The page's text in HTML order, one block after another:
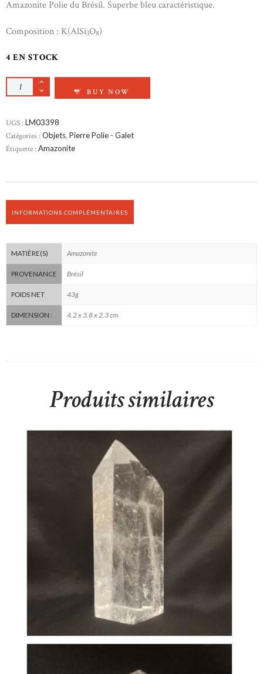
Amazonite Polie du Brésil. Superbe bleu caractéristique.
Composition : K(AlSi3O8)
4 EN STOCK
QUANTITÉ DE AMAZONITE POLIE
BUY NOW
UGS : LM03398
Catégories : Objets,Pierre Polie - Galet
Étiquette : Amazonite
INFORMATIONS COMPLÉMENTAIRES
MATIÈRE(S) Amazonite
PROVENANCE Brésil
POIDS NET 43g
DIMENSION : 4.2 x 3.8 x 2.3 cm
Produits similaires
Pointe retaillée en Cristal de Roche
195€